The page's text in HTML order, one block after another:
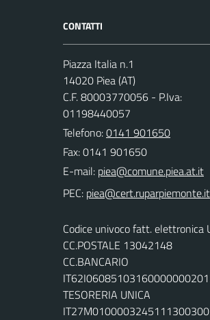
CONTATTI
Piazza Italia n.1
14020 Piea (AT)
C.F. 80003770056 - P.Iva:
01198440057
Telefono:0141 901650
Fax: 0141 901650
E-mail:
PEC:
Codice univoco fatt. elettronica
CC.POSTALE 13042148
CC.BANCARIO
TESORERIA UNICA